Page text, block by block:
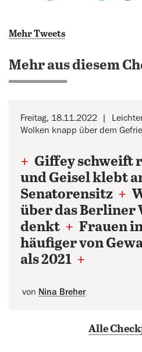
Mehr Tweets
Mehr aus diesem
Freitag, 18.11.2022
Wolken knapp über dem
+ Giffey schweift
und Geisel klebt
Senatorensitz +
über das Berliner
denkt + Frauen
häufiger von
als 2021 +
von Nina Breher
Alle